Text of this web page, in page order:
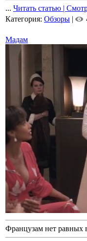
... Читать статью |
Категория: Обзоры |
Мадам
Французам нет равных